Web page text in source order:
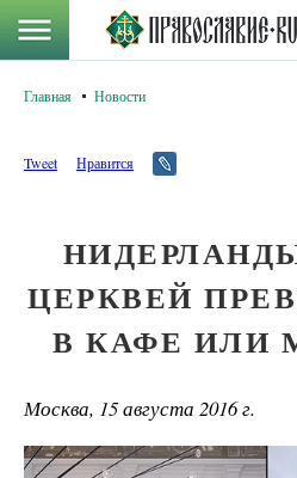
Главная Новости
Tweet Нравится
ЦЕРКВЕЙ
В КАФЕ ИЛИ
Москва, 15 августа 2016 г.